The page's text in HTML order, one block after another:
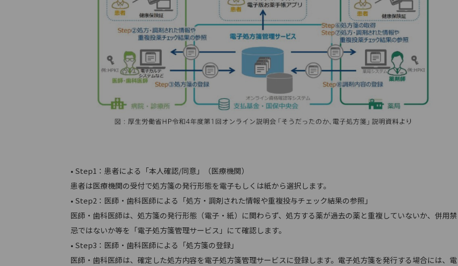
• Step1：患者による「本人確認/同意」（医療機関）
患者は医療機関の受付で処方箋の発行形態を電子もしくは紙から選択します。
• Step2：医師・歯科医師による「処方・調剤された情報や重複投与チェック結果の参照」
医師・歯科医師は、処方箋の発行形態（電子・紙）に関わらず、処方する薬が過去の薬と重複していないか、併用禁
忌ではないか等を「電子処方箋管理サービス」にて確認します。
• Step3：医師・歯科医師による「処方箋の登録」
医師・歯科医師は、確定した処方内容を電子処方箋管理サービスに登録します。電子処方箋を発行する場合には、電